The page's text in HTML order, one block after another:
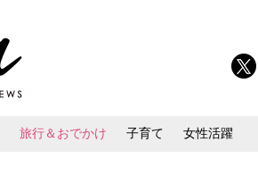
旅行＆おでかけ 子育て 女性活躍